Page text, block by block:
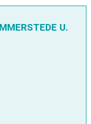
U.